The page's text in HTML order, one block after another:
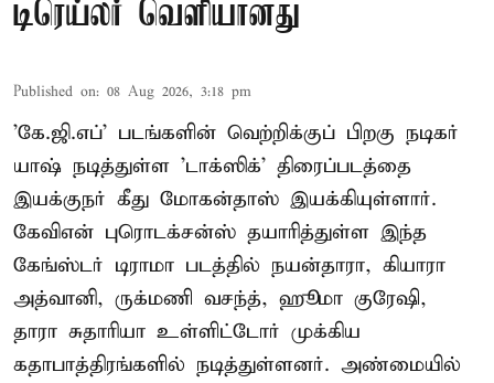
டிரெய்லர் வெளியானது
Published on: 08 Aug 2026, 3:18 pm
'கே.ஜி.எப்' படங்களின் வெற்றிக்குப் பிறகு நடிகர்
யாஷ் நடித்துள்ள 'டாக்ஸிக்' திரைப்படத்தை
இயக்குநர் கீது மோகன்தாஸ் இயக்கியுள்ளார்.
கேவிஎன் புரொடக்சன்ஸ் தயாரித்துள்ள இந்த
கேங்ஸ்டர் டிராமா படத்தில் நயன்தாரா, கியாரா
அத்வானி, ருக்மணி வசந்த், ஹூமா குரேஷி,
தாரா சுதாரியா உள்ளிட்டோர் முக்கிய
கதாபாத்திரங்களில் நடித்துள்ளனர். அண்மையில்